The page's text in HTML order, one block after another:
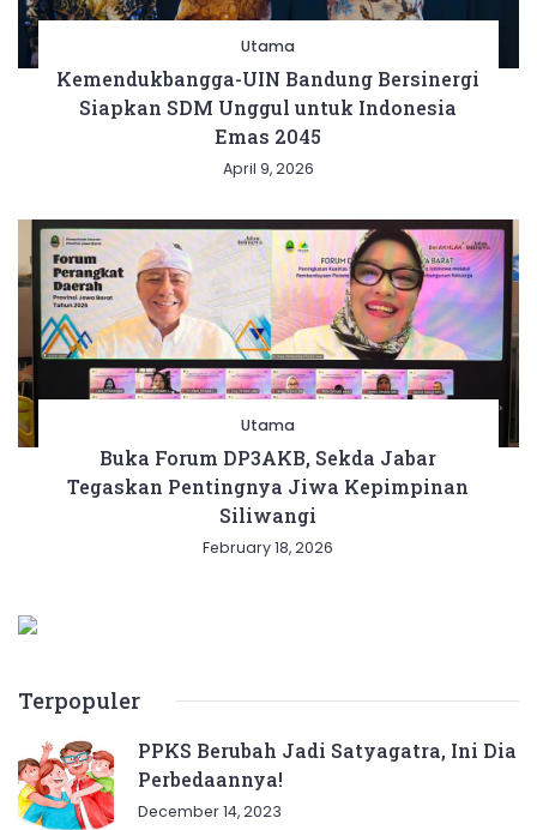
Utama
Kemendukbangga-UIN Bandung Bersinergi
Siapkan SDM Unggul untuk Indonesia
Emas 2045
April 9, 2026
Utama
Buka Forum DP3AKB, Sekda Jabar
Tegaskan Pentingnya Jiwa Kepimpinan
Siliwangi
February 18, 2026
Terpopuler
PPKS Berubah Jadi Satyagatra, Ini Dia
Perbedaannya!
December 14, 2023